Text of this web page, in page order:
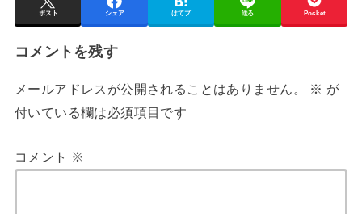
ポスト シェア はてブ 送る Pocket
コメントを残す
メールアドレスが公開されることはありません。 ※ が
付いている欄は必須項目です
コメント ※